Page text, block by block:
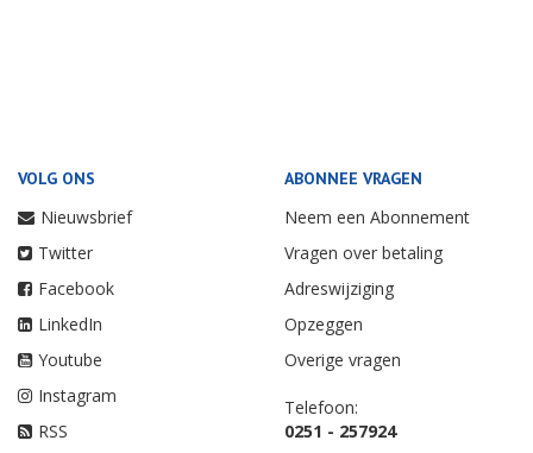
VOLG ONS
Nieuwsbrief
Twitter
Facebook
LinkedIn
Youtube
Instagram
RSS
ABONNEE VRAGEN
Neem een Abonnement
Vragen over betaling
Adreswijziging
Opzeggen
Overige vragen
Telefoon:
0251 - 257924